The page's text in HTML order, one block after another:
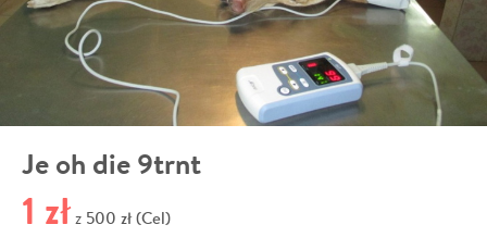
Je oh die 9trnt
1 zł z 500 zł (Cel)